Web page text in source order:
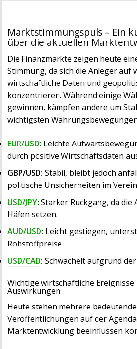
Marktstimmungspuls – Ein
über die aktuellen
Die Finanzmärkte zeigen heute
Stimmung, da sich die Anleger auf
wirtschaftliche Daten und
konzentrieren. Während einige
gewinnen, kämpfen andere um
wichtigsten
EUR/USD: Leichte
durch positive Wirtschaftsdaten
GBP/USD: Stabil, bleibt jedoch
politische Unsicherheiten im
USD/JPY: Starker Rückgang, da die
Häfen setzen.
AUD/USD: Leicht gestiegen,
Rohstoffpreise.
USD/CAD: Schwächelt aufgrund
Wichtige wirtschaftliche Ereignisse
Auswirkungen
Heute stehen mehrere
Veröffentlichungen auf der
Marktentwicklung beeinflussen